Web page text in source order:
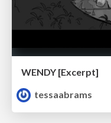
WENDY [Excerpt]
tessaabrams